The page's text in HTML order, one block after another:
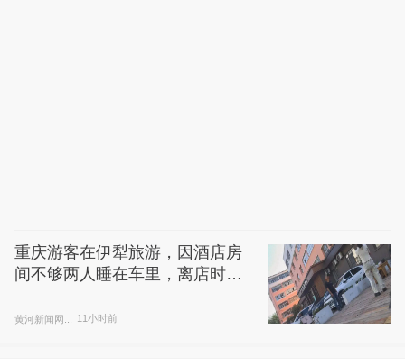
重庆游客在伊犁旅游，因酒店房
间不够两人睡在车里，离店时竟
黄河新闻网... 11小时前